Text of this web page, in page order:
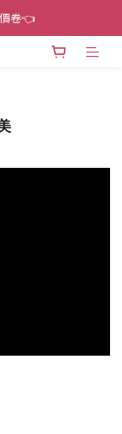
卷👈
卷👈
卷👈